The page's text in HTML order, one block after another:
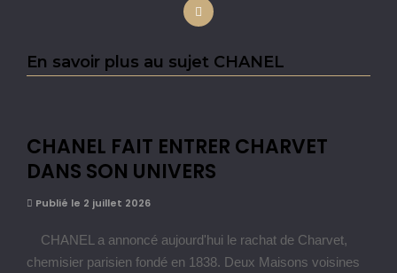
En savoir plus au sujet CHANEL
CHANEL FAIT ENTRER CHARVET
DANS SON UNIVERS
Publié le 2 juillet 2026
CHANEL a annoncé aujourd'hui le rachat de Charvet,
chemisier parisien fondé en 1838. Deux Maisons voisines